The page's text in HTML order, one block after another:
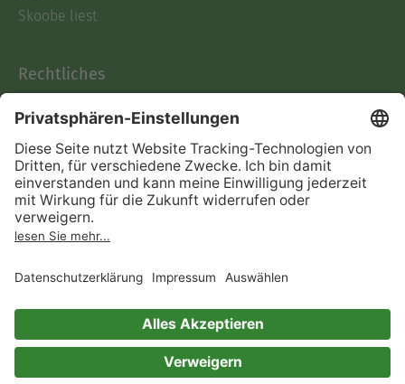
Skoobe liest
Rechtliches
AGB
Informationen nach Data
Act
Verträge hier kündigen
Impressum
Immer ein gutes Buch